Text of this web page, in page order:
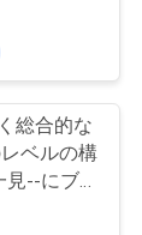
総合的な
ベルの構
見--にブ